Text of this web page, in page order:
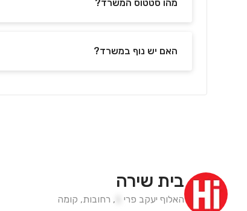
מהו סטטוס המשרד?
האם יש נוף במשרד?
בית שירה
האלוף יעקב פרי , רחובות, קומה